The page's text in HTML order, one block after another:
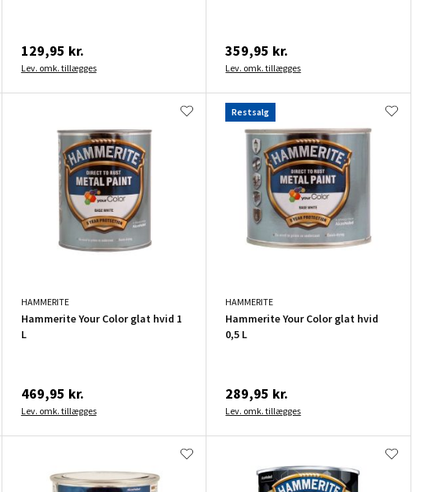
129,95 kr.
Lev. omk. tillægges
359,95 kr.
Lev. omk. tillægges
HAMMERITE
Hammerite Your Color glat hvid 1
L
469,95 kr.
Lev. omk. tillægges
Restsalg
HAMMERITE
Hammerite Your Color glat hvid
0,5 L
289,95 kr.
Lev. omk. tillægges